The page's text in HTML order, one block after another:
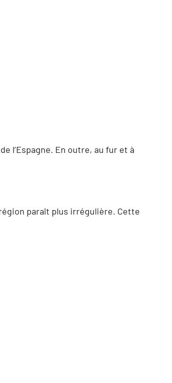
l’Espagne. En outre, au fur et à
paraît plus irrégulière. Cette